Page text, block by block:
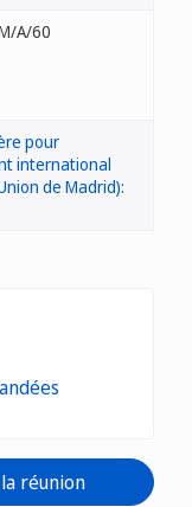
A/60
pour
international
de Madrid):
réunion